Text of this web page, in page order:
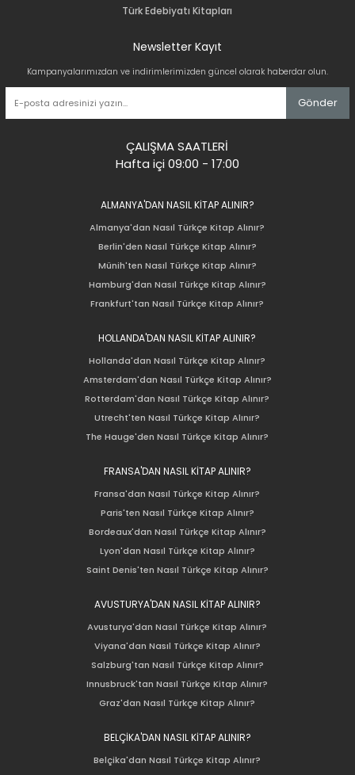
Türk Edebiyatı Kitapları
Newsletter Kayıt
Kampanyalarımızdan ve indirimlerimizden güncel olarak haberdar olun.
Gönder
ÇALIŞMA SAATLERİ
Hafta içi 09:00 - 17:00
ALMANYA'DAN NASIL KİTAP ALINIR?
Almanya'dan Nasıl Türkçe Kitap Alınır?
Berlin'den Nasıl Türkçe Kitap Alınır?
Münih'ten Nasıl Türkçe Kitap Alınır?
Hamburg'dan Nasıl Türkçe Kitap Alınır?
Frankfurt'tan Nasıl Türkçe Kitap Alınır?
HOLLANDA'DAN NASIL KİTAP ALINIR?
Hollanda'dan Nasıl Türkçe Kitap Alınır?
Amsterdam'dan Nasıl Türkçe Kitap Alınır?
Rotterdam'dan Nasıl Türkçe Kitap Alınır?
Utrecht'ten Nasıl Türkçe Kitap Alınır?
The Hauge'den Nasıl Türkçe Kitap Alınır?
FRANSA'DAN NASIL KİTAP ALINIR?
Fransa'dan Nasıl Türkçe Kitap Alınır?
Paris'ten Nasıl Türkçe Kitap Alınır?
Bordeaux'dan Nasıl Türkçe Kitap Alınır?
Lyon'dan Nasıl Türkçe Kitap Alınır?
Saint Denis'ten Nasıl Türkçe Kitap Alınır?
AVUSTURYA'DAN NASIL KİTAP ALINIR?
Avusturya'dan Nasıl Türkçe Kitap Alınır?
Viyana'dan Nasıl Türkçe Kitap Alınır?
Salzburg'tan Nasıl Türkçe Kitap Alınır?
Innusbruck'tan Nasıl Türkçe Kitap Alınır?
Graz'dan Nasıl Türkçe Kitap Alınır?
BELÇİKA'DAN NASIL KİTAP ALINIR?
Belçika'dan Nasıl Türkçe Kitap Alınır?